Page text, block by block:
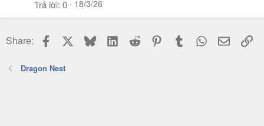
Trả lời 0 18/3/26
Share: Facebook BlueskyLinkedIn
Reddit PinterestTumblr WhatsApp
Email
Dragon Nest